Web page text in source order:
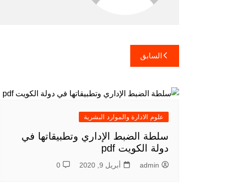
تصفّح
المقالات
السابق
علوم الادارة والموارد البشرية
سلطة الضبط الإداري وتطبيقاتها في
دولة الكويت pdf
admin أبريل 9, 2020 0